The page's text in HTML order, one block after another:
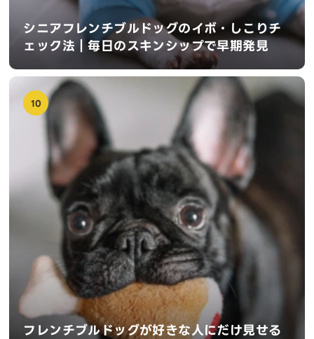
シニアフレンチブルドッグのイボ・しこりチ
ェック法｜毎日のスキンシップで早期発見
10
フレンチブルドッグが好きな人にだけ見せる